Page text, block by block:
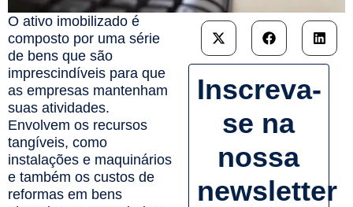
O ativo imobilizado é
composto por uma série
de bens que são
imprescindíveis para que
as empresas mantenham
suas atividades.
Envolvem os recursos
tangíveis, como
instalações e maquinários
e também os custos de
reformas em bens
Inscreva-
se na
nossa
newsletter